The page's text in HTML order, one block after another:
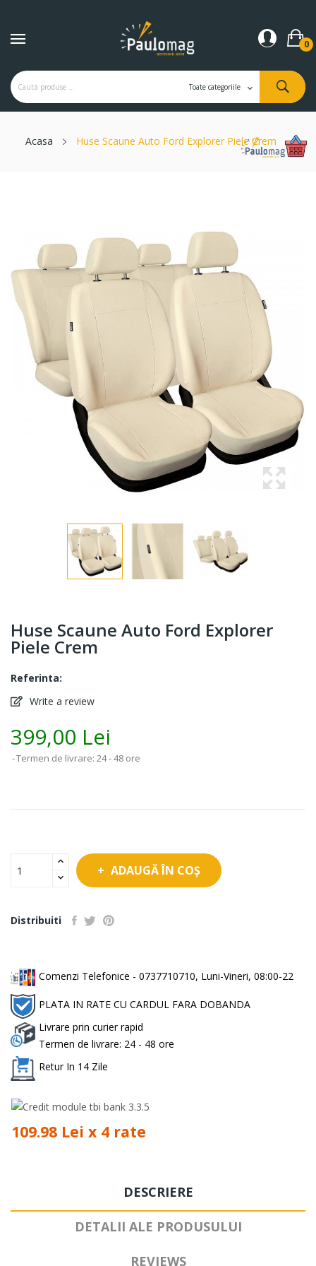
0
Acasa Huse Scaune Auto Ford Explorer Piele Crem
Huse Scaune Auto Ford Explorer
Piele Crem
Referinta:
Write a review
399,00 Lei
Termen de livrare: 24 - 48 ore
ADAUGĂ ÎN COȘ
Distribuiti
Comenzi Telefonice - 0737710710, Luni-Vineri, 08:00-22
PLATA IN RATE CU CARDUL FARA DOBANDA
Livrare prin curier rapid
Termen de livrare: 24 - 48 ore
Retur In 14 Zile
109.98 Lei x 4 rate
DESCRIERE
DETALII ALE PRODUSULUI
REVIEWS